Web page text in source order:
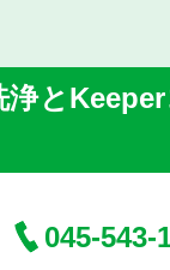
と
045-543-